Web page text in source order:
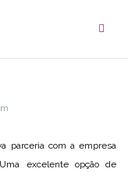
parceria com a empresa
excelente opção de